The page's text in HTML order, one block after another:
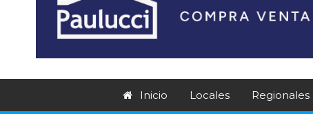
Inicio Locales Regionales